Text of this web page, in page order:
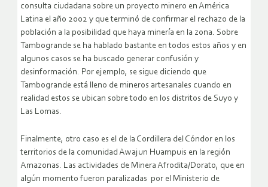
consulta ciudadana sobre un proyecto minero en América
Latina el año 2002 y que terminó de confirmar el rechazo de la
población a la posibilidad que haya minería en la zona. Sobre
Tambogrande se ha hablado bastante en todos estos años y en
algunos casos se ha buscado generar confusión y
desinformación. Por ejemplo, se sigue diciendo que
Tambogrande está lleno de mineros artesanales cuando en
realidad estos se ubican sobre todo en los distritos de Suyo y
Las Lomas.
Finalmente, otro caso es el de la Cordillera del Cóndor en los
territorios de la comunidad Awajun Huampuis en la región
Amazonas. Las actividades de Minera Afrodita/Dorato, que en
algún momento fueron paralizadas por el Ministerio de